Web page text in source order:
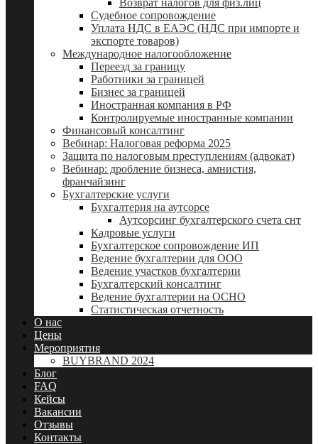
Возврат налогов для физ.лиц
Судебное сопровождение
Уплата НДС в ЕАЭС (НДС при импорте и
экспорте товаров)
Международное налогообложение
Переезд за границу
Работники за границей
Бизнес за границей
Иностранная компания в РФ
Контролируемые иностранные компании
Финансовый консалтинг
Вебинар: Налоговая реформа 2025
Защита по налоговым преступлениям (адвокат)
Вебинар: дробление бизнеса, амнистия,
франчайзинг
Бухгалтерские услуги
Бухгалтерия на аутсорсе
Аутсорсинг бухгалтерского счета снт
Кадровые услуги
Бухгалтерское сопровождение ИП
Ведение бухгалтерии для ООО
Ведение участков бухгалтерии
Бухгалтерский консалтинг
Ведение бухгалтерии на ОСНО
Статистическая отчетность
О нас
Цены
Мероприятия
BUYBRAND 2024
Блог
FAQ
Кейсы
Вакансии
Отзывы
Контакты